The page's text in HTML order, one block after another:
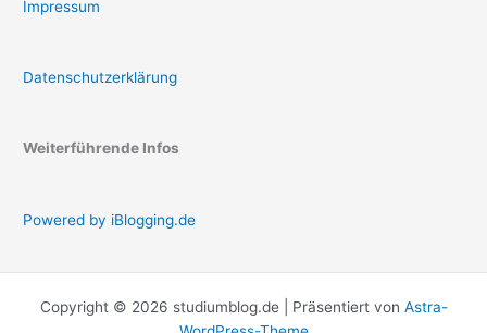
Impressum
Datenschutzerklärung
Weiterführende Infos
Powered by iBlogging.de
Copyright © 2026 studiumblog.de | Präsentiert von Astra-